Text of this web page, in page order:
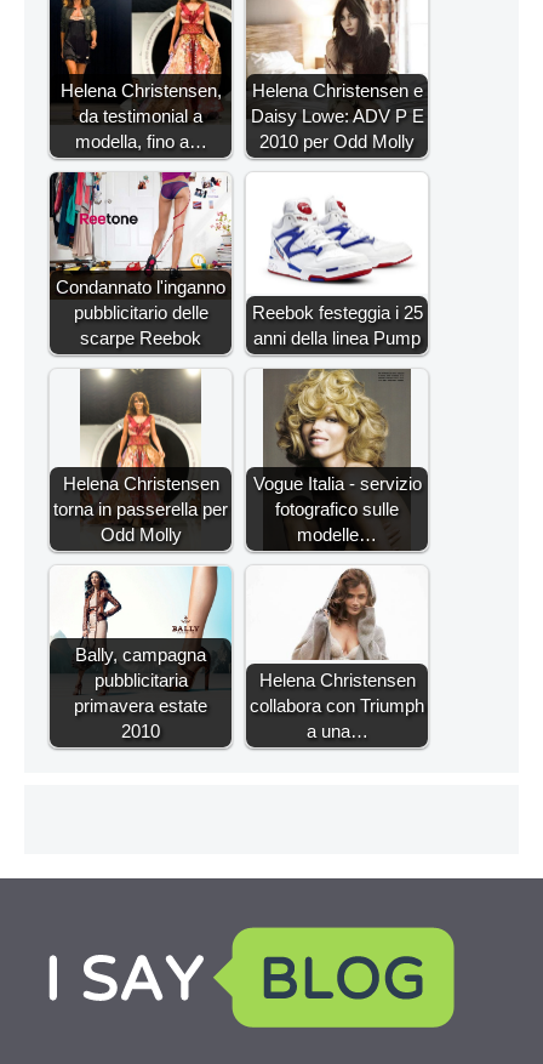
Helena Christensen,
da testimonial a
modella, fino a…
Helena Christensen e
Daisy Lowe: ADV P E
2010 per Odd Molly
Condannato l'inganno
pubblicitario delle
scarpe Reebok
Reebok festeggia i 25
anni della linea Pump
Helena Christensen
torna in passerella per
Odd Molly
Vogue Italia - servizio
fotografico sulle
modelle…
Bally, campagna
pubblicitaria
primavera estate
2010
Helena Christensen
collabora con Triumph
a una…